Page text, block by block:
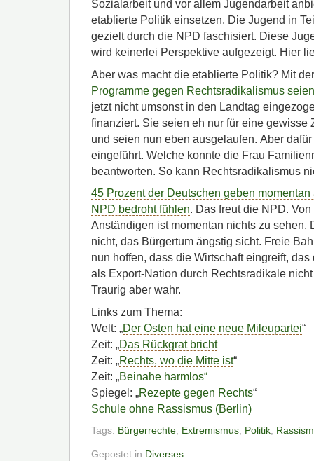
Sozialarbeit und vor allem Jugendarbeit
etablierte Politik einsetzen. Die Jugend in
gezielt durch die NPD faschisiert. Diese
wird keinerlei Perspektive aufgezeigt. Hier
Aber was macht die etablierte Politik? Mit
Programme gegen Rechtsradikalismus
jetzt nicht umsonst in den Landtag
finanziert. Sie seien eh nur für eine gewisse
und seien nun eben ausgelaufen. Aber
eingeführt. Welche konnte die Frau
beantworten. So kann Rechtsradikalismus
45 Prozent der Deutschen geben
NPD bedroht fühlen. Das freut die NPD.
Anständigen ist momentan nichts zu sehen.
nicht, das Bürgertum ängstig sicht. Freie
nun hoffen, dass die Wirtschaft eingreift,
als Export-Nation durch Rechtsradikale
Traurig aber wahr.
Links zum Thema:
Welt: „Der Osten hat eine neue Mileupartei“
Zeit: „Das Rückgrat bricht
Zeit: „Rechts, wo die Mitte ist“
Zeit: „Beinahe harmlos“
Spiegel: „Rezepte gegen Rechts“
Schule ohne Rassismus (Berlin)
Tags: Bürgerrechte Extremismus Politik
Gepostet in Diverses